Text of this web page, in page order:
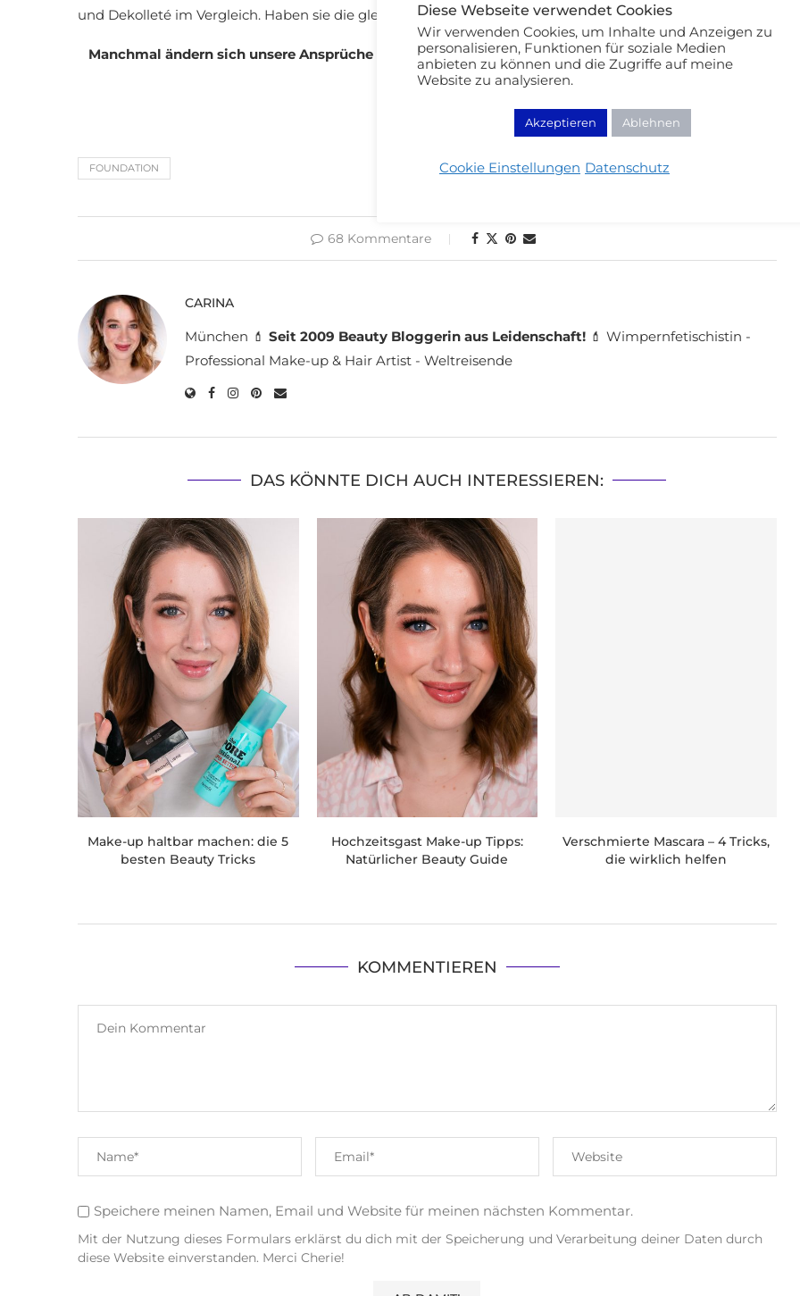
und Dekolleté im Vergleich. Haben sie die gleiche Farbe? Vermutlich nicht!
Manchmal ändern sich unsere Ansprüche an Kosmetikprodukte einfach. Ging es euch auch schon
so?
FOUNDATION
68 Kommentare
CARINA
München 💄 Seit 2009 Beauty Bloggerin aus Leidenschaft! 💄 Wimpernfetischistin -
Professional Make-up & Hair Artist - Weltreisende
DAS KÖNNTE DICH AUCH INTERESSIEREN:
Make-up haltbar machen: die 5
besten Beauty Tricks
Hochzeitsgast Make-up Tipps:
Natürlicher Beauty Guide
Verschmierte Mascara – 4 Tricks,
die wirklich helfen
KOMMENTIEREN
Speichere meinen Namen, Email und Website für meinen nächsten Kommentar.
Mit der Nutzung dieses Formulars erklärst du dich mit der Speicherung und Verarbeitung deiner Daten durch
diese Website einverstanden. Merci Cherie!
Diese Webseite verwendet Cookies
Wir verwenden Cookies, um Inhalte und Anzeigen zu
personalisieren, Funktionen für soziale Medien
anbieten zu können und die Zugriffe auf meine
Website zu analysieren.
Akzeptieren Ablehnen
Cookie Einstellungen Datenschutz